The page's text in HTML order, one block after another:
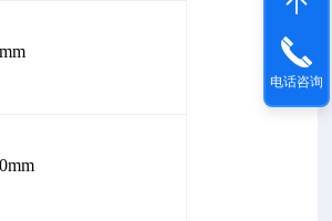
电话咨询